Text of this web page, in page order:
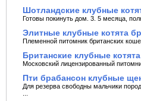
Шотландские клубные
Готовы покинуть дом. 3. 5 месяца,
Элитные клубные котята
Племенной питомник британских
Британские клубные
Московский лицензированный
Пти брабансон клубные
Для резерва свободны мальчики